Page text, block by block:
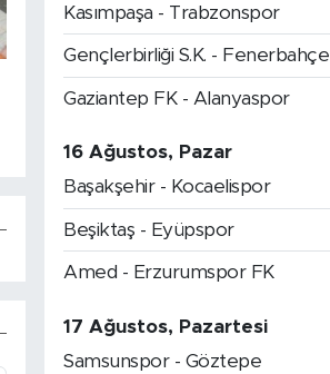
Kasımpaşa - Trabzonspor
Gençlerbirliği S.K. - Fenerbahçe
Gaziantep FK - Alanyaspor
16 Ağustos, Pazar
Başakşehir - Kocaelispor
Beşiktaş - Eyüpspor
Amed - Erzurumspor FK
17 Ağustos, Pazartesi
Samsunspor - Göztepe